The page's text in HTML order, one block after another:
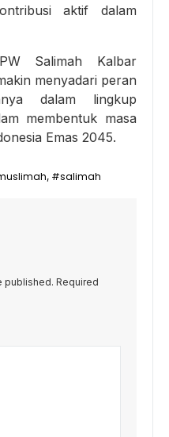
aktif dalam
Salimah Kalbar
menyadari peran
dalam lingkup
membentuk masa
Emas 2045.
, #salimah
published. Required